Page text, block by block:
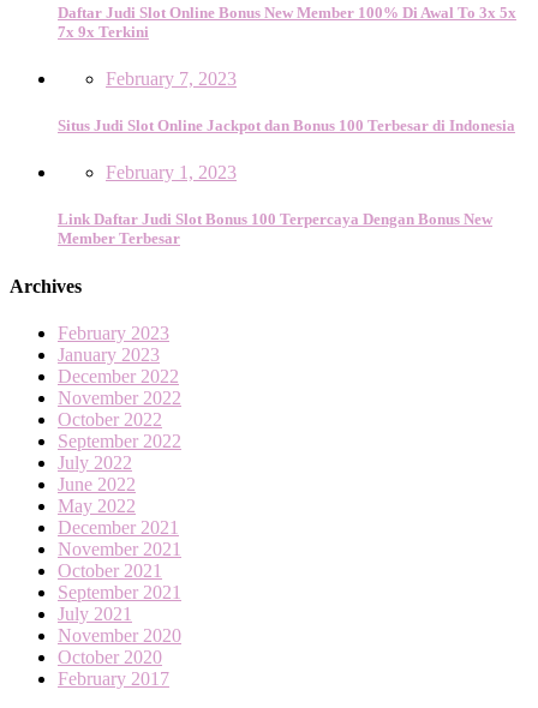
Daftar Judi Slot Online Bonus New Member 100% Di Awal To 3x 5x
7x 9x Terkini
February 7, 2023
Situs Judi Slot Online Jackpot dan Bonus 100 Terbesar di Indonesia
February 1, 2023
Link Daftar Judi Slot Bonus 100 Terpercaya Dengan Bonus New
Member Terbesar
Archives
February 2023
January 2023
December 2022
November 2022
October 2022
September 2022
July 2022
June 2022
May 2022
December 2021
November 2021
October 2021
September 2021
July 2021
November 2020
October 2020
February 2017